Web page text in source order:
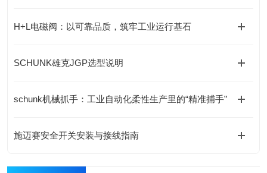
H+L电磁阀：以可靠品质，筑牢工业运行基石
SCHUNK雄克JGP选型说明
schunk机械抓手：工业自动化柔性生产里的“精准捕手”
施迈赛安全开关安装与接线指南